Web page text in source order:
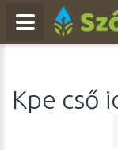
Kpe cső